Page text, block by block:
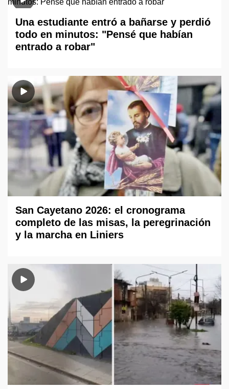
Una estudiante entró a bañarse y perdió
todo en minutos: "Pensé que habían
entrado a robar"
San Cayetano 2026: el cronograma
completo de las misas, la peregrinación
y la marcha en Liniers